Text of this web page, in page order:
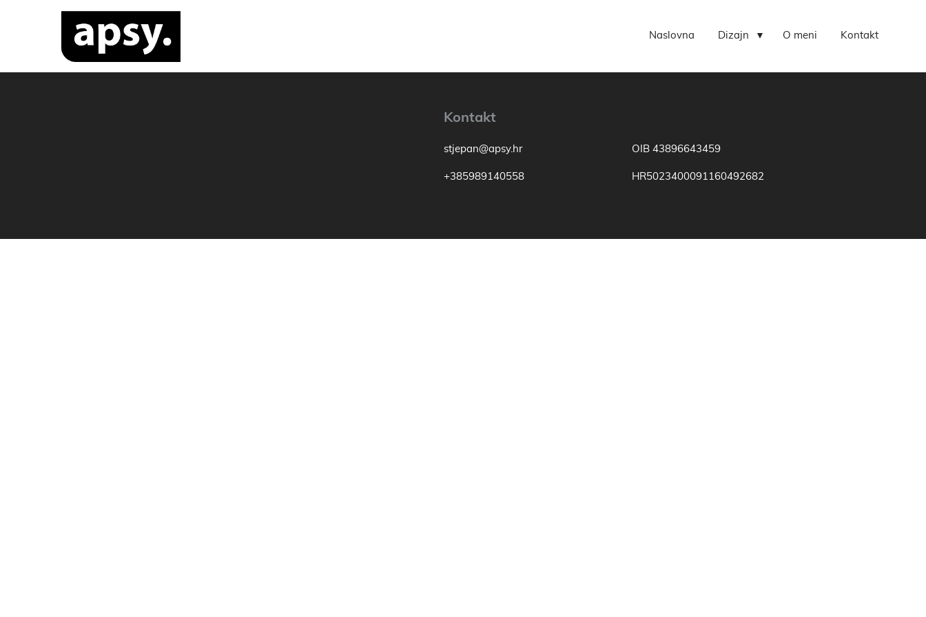
Naslovna Dizajn O meni Kontakt
Kontakt
stjepan@apsy.hr
+385989140558
OIB 43896643459
HR5023400091160492682